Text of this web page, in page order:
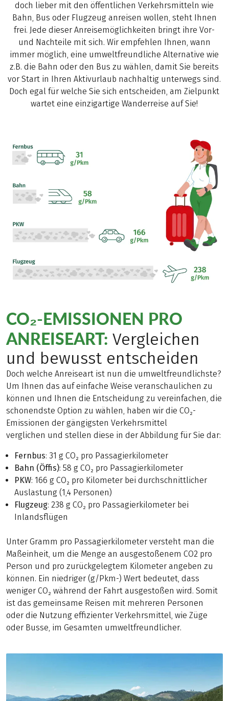
doch lieber mit den öffentlichen Verkehrsmitteln wie
Bahn, Bus oder Flugzeug anreisen wollen, steht Ihnen
frei. Jede dieser Anreisemöglichkeiten bringt ihre Vor-
und Nachteile mit sich. Wir empfehlen Ihnen, wann
immer möglich, eine umweltfreundliche Alternative wie
z.B. die Bahn oder den Bus zu wählen, damit Sie bereits
vor Start in Ihren Aktivurlaub nachhaltig unterwegs sind.
Doch egal für welche Sie sich entscheiden, am Zielpunkt
wartet eine einzigartige Wanderreise auf Sie!
CO₂-EMISSIONEN PRO
ANREISEART: Vergleichen
und bewusst entscheiden
Doch welche Anreiseart ist nun die umweltfreundlichste?
Um Ihnen das auf einfache Weise veranschaulichen zu
können und Ihnen die Entscheidung zu vereinfachen, die
schonendste Option zu wählen, haben wir die CO₂-
Emissionen der gängigsten Verkehrsmittel
verglichen und stellen diese in der Abbildung für Sie dar:
Fernbus: 31 g CO₂ pro Passagierkilometer
Bahn (Öffis): 58 g CO₂ pro Passagierkilometer
PKW: 166 g CO₂ pro Kilometer bei durchschnittlicher
Auslastung (1,4 Personen)
Flugzeug: 238 g CO₂ pro Passagierkilometer bei
Inlandsflügen
Unter Gramm pro Passagierkilometer versteht man die
Maßeinheit, um die Menge an ausgestoßenem CO2 pro
Person und pro zurückgelegtem Kilometer angeben zu
können. Ein niedriger (g/Pkm-) Wert bedeutet, dass
weniger CO₂ während der Fahrt ausgestoßen wird. Somit
ist das gemeinsame Reisen mit mehreren Personen
oder die Nutzung effizienter Verkehrsmittel, wie Züge
oder Busse, im Gesamten umweltfreundlicher.